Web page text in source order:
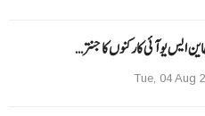
ایس یو آئی کارکنوں کا جنتر…
Tue, 04 Aug